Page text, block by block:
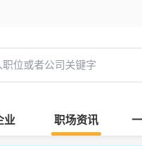
业 职场资讯